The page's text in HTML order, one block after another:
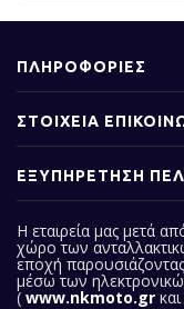
ΠΛΗΡΟΦΟΡΙΕΣ
ΣΤΟΙΧΕΙΑ
ΕΞΥΠΗΡΕΤΗΣΗ
Η εταιρεία μας μετά
χώρο των
εποχή
μέσω των
( www.nkmoto.gr και